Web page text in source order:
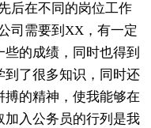
后在不同的岗位工作
司需要到XX，有一定
的成绩，同时也得到
了很多知识，同时还
的精神，使我能够在
入公务员的行列是我